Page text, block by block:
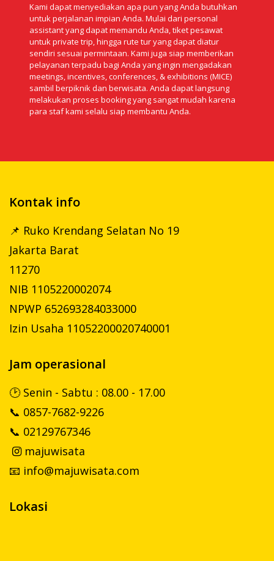
Kami dapat menyediakan apa pun yang Anda butuhkan
untuk perjalanan impian Anda. Mulai dari personal
assistant yang dapat memandu Anda, tiket pesawat
untuk private trip, hingga rute tur yang dapat diatur
sendiri sesuai permintaan. Kami juga siap memberikan
pelayanan terpadu bagi Anda yang ingin mengadakan
meetings, incentives, conferences, & exhibitions (MICE)
sambil berpiknik dan berwisata. Anda dapat langsung
melakukan proses booking yang sangat mudah karena
para staf kami selalu siap membantu Anda.
Kontak info
📌 Ruko Krendang Selatan No 19
Jakarta Barat
11270
NIB 1105220002074
NPWP 652693284033000
Izin Usaha 11052200020740001
Jam operasional
🕑 Senin - Sabtu : 08.00 - 17.00
📞 0857-7682-9226
📞 02129767346
majuwisata
📧 info@majuwisata.com
Lokasi